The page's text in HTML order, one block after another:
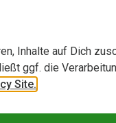
Inhalte auf Dich
ggf. die
Site.